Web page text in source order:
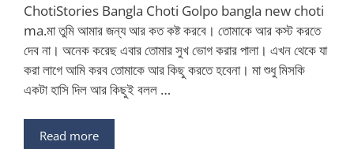
ChotiStories Bangla Choti Golpo bangla new choti
ma.মা তুমি আমার জন্য আর কত কষ্ট করবে। তোমাকে আর কস্ট করতে
দেব না। অনেক করেছ এবার তোমার সুখ ভোগ করার পালা। এখন থেকে যা
করা লাগে আমি করব তোমাকে আর কিছু করতে হবেনা। মা শুধু মিসকি
একটা হাসি দিল আর কিছুই বলল …
Read more